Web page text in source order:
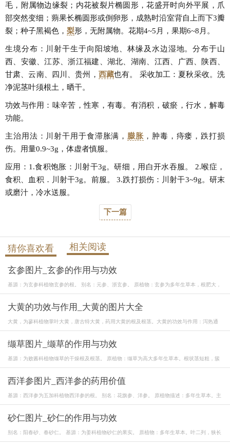
毛，附属物边缘裂；内花被裂片椭圆形，花盛开时向外平展，爪
部突然变细；蒴果长椭圆形或倒卵形，成熟时沿室背自上而下3瓣
裂；种子黑褐色， 梨形，无附属物。花期4~5月，果期6~8月。
生境分布：川射干生于向阳坡地、林缘及水边湿地。分布于山
西、安徽、江苏、浙江福建、湖北、湖南、江西、广西、陕西、
甘肃、云南、四川、贵州， 西藏也有。 采收加工：夏秋采收。洗
净泥茎叶须根土，晒干。
功效与作用：味辛苦，性寒，有毒。有消积，破瘀，行水，解毒
功能。
主治用法：川射干用于食滞胀满， 臌胀 ，肿毒，痔瘘，跌打损
伤。用量0.9~3g，体虚者慎服。
应用：1.食积饱胀：川射干3g。研细，用白开水吞服。 2.喉症，
食积、血积．川射干3g。前服。 3.跌打损伤：川射干3~9g。研末
或磨汁，冷水送服。
下一篇
猜你喜欢看 相关阅读
玄参图片_玄参的作用与功效
基源：为玄参科植物玄参的根。 别名：元参、浙玄参。 原植物：玄参为多年生草本，根肥大，
大黄的功效与作用_大黄的图片大全
大黄，为蓼科植物掌叶大黄，唐古特大黄，药用大黄的根及根茎。大黄的功效与作用：泻热通
缬草图片_缬草的作用与功效
基源：为败酱科植物缬草的干燥根及根茎。 原植物：缬草为高大多年生草本。根状茎短粗，簇
西洋参图片_西洋参的药用价值
基源：西洋参为五加科植物西洋参的根。 别名：花旗参、洋参。 原植物描述：多年生草本。主
砂仁图片_砂仁的作用与功效
别名：阳春砂、春砂仁。 基源：为姜科植物砂仁的果实。 原植物：多年生草本。叶二列，狭长